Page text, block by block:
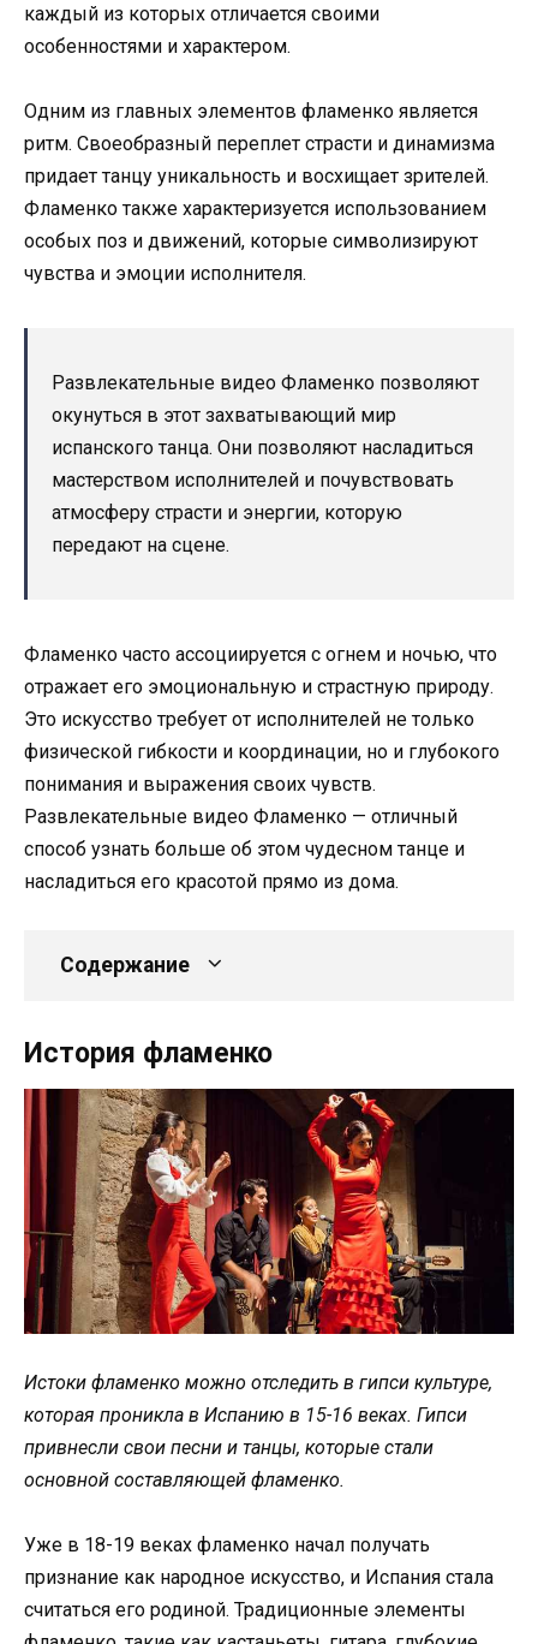
каждый из которых отличается своими
особенностями и характером.
Одним из главных элементов фламенко является
ритм. Своеобразный переплет страсти и динамизма
придает танцу уникальность и восхищает зрителей.
Фламенко также характеризуется использованием
особых поз и движений, которые символизируют
чувства и эмоции исполнителя.
Развлекательные видео Фламенко позволяют
окунуться в этот захватывающий мир
испанского танца. Они позволяют насладиться
мастерством исполнителей и почувствовать
атмосферу страсти и энергии, которую
передают на сцене.
Фламенко часто ассоциируется с огнем и ночью, что
отражает его эмоциональную и страстную природу.
Это искусство требует от исполнителей не только
физической гибкости и координации, но и глубокого
понимания и выражения своих чувств.
Развлекательные видео Фламенко — отличный
способ узнать больше об этом чудесном танце и
насладиться его красотой прямо из дома.
Содержание
История фламенко
Истоки фламенко можно отследить в гипси культуре,
которая проникла в Испанию в 15-16 веках. Гипси
привнесли свои песни и танцы, которые стали
основной составляющей фламенко.
Уже в 18-19 веках фламенко начал получать
признание как народное искусство, и Испания стала
считаться его родиной. Традиционные элементы